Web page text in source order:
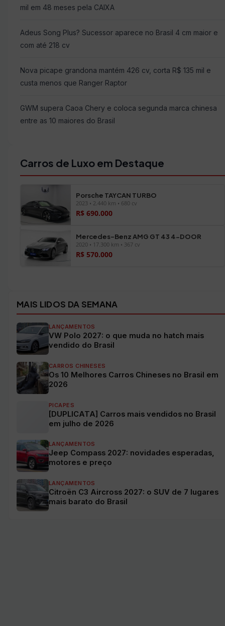
mil em 48 meses pela CAIXA
Adeus Song Plus? Sucessor aparece no Brasil 4 cm maior e
com até 218 cv
Nova picape grandona mantém 426 cv, corta R$ 135 mil e
custa menos que Ranger Raptor
GWM supera Caoa Chery e coloca segunda marca chinesa
entre as 10 maiores do Brasil
Carros de Luxo em Destaque
Porsche TAYCAN TURBO
2023 • 2.440 km • 680 cv
R$ 690.000
Mercedes-Benz AMG GT 43 4-DOOR
2020 • 17.300 km • 367 cv
R$ 570.000
MAIS LIDOS DA SEMANA
LANÇAMENTOS
VW Polo 2027: o que muda no hatch mais
vendido do Brasil
CARROS CHINESES
Os 10 Melhores Carros Chineses no Brasil em
2026
PICAPES
[DUPLICATA] Carros mais vendidos no Brasil
em julho de 2026
LANÇAMENTOS
Jeep Compass 2027: novidades esperadas,
motores e preço
LANÇAMENTOS
Citroën C3 Aircross 2027: o SUV de 7 lugares
mais barato do Brasil